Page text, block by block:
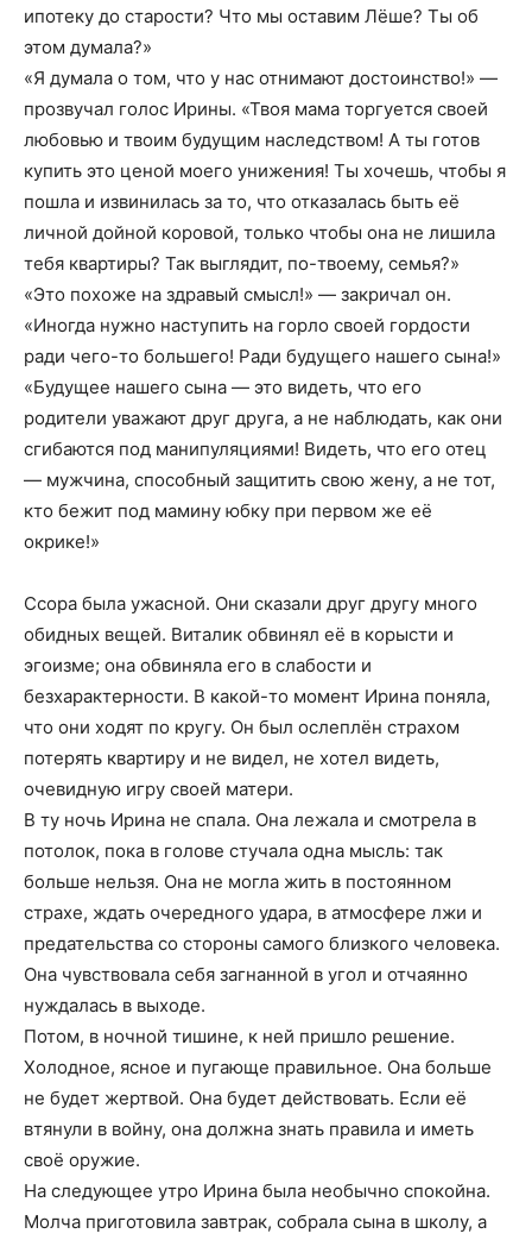
ипотеку до старости? Что мы оставим Лёше? Ты об
этом думала?»
«Я думала о том, что у нас отнимают достоинство!» —
прозвучал голос Ирины. «Твоя мама торгуется своей
любовью и твоим будущим наследством! А ты готов
купить это ценой моего унижения! Ты хочешь, чтобы я
пошла и извинилась за то, что отказалась быть её
личной дойной коровой, только чтобы она не лишила
тебя квартиры? Так выглядит, по-твоему, семья?»
«Это похоже на здравый смысл!» — закричал он.
«Иногда нужно наступить на горло своей гордости
ради чего-то большего! Ради будущего нашего сына!»
«Будущее нашего сына — это видеть, что его
родители уважают друг друга, а не наблюдать, как они
сгибаются под манипуляциями! Видеть, что его отец
— мужчина, способный защитить свою жену, а не тот,
кто бежит под мамину юбку при первом же её
окрике!»
Ссора была ужасной. Они сказали друг другу много
обидных вещей. Виталик обвинял её в корысти и
эгоизме; она обвиняла его в слабости и
безхарактерности. В какой-то момент Ирина поняла,
что они ходят по кругу. Он был ослеплён страхом
потерять квартиру и не видел, не хотел видеть,
очевидную игру своей матери.
В ту ночь Ирина не спала. Она лежала и смотрела в
потолок, пока в голове стучала одна мысль: так
больше нельзя. Она не могла жить в постоянном
страхе, ждать очередного удара, в атмосфере лжи и
предательства со стороны самого близкого человека.
Она чувствовала себя загнанной в угол и отчаянно
нуждалась в выходе.
Потом, в ночной тишине, к ней пришло решение.
Холодное, ясное и пугающе правильное. Она больше
не будет жертвой. Она будет действовать. Если её
втянули в войну, она должна знать правила и иметь
своё оружие.
На следующее утро Ирина была необычно спокойна.
Молча приготовила завтрак, собрала сына в школу, а